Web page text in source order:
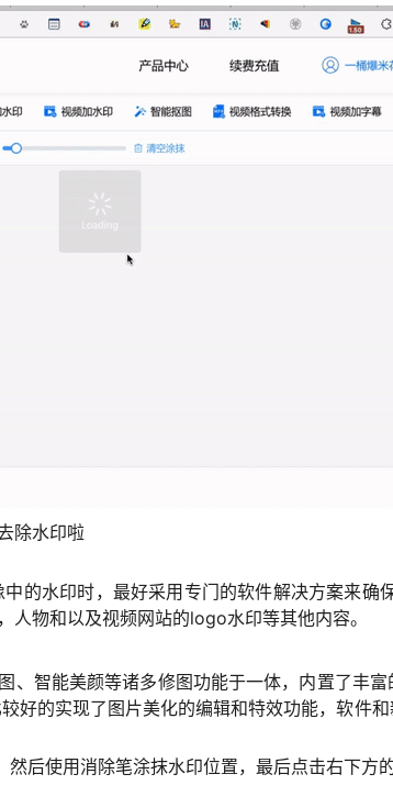
除水印啦
的水印时，最好采用专门的软件解决方案来确
物和以及视频网站的logo水印等其他内容。
智能美颜等诸多修图功能于一体，内置了丰
好的实现了图片美化的编辑和特效功能，软件
后使用消除笔涂抹水印位置，最后点击右下方